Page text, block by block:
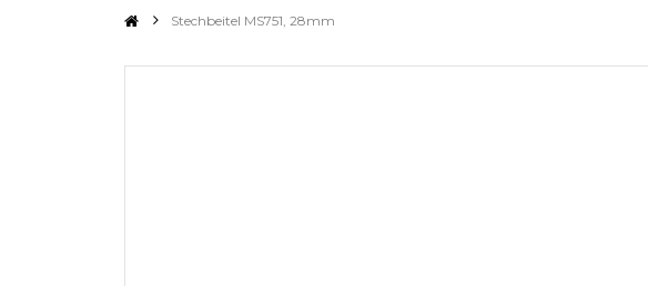
> Stechbeitel MS751, 28mm